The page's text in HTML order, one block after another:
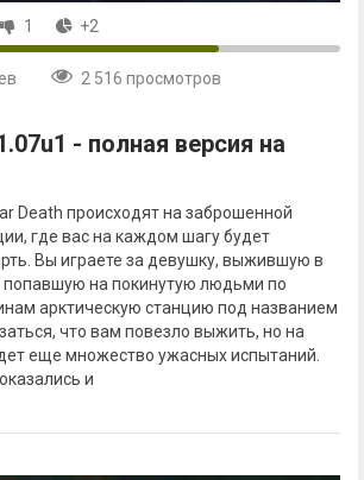
1 +2
2 516 просмотров
- полная версия на
Death происходят на заброшенной
где вас на каждом шагу будет
Вы играете за девушку, выжившую в
попавшую на покинутую людьми по
арктическую станцию под названием
что вам повезло выжить, но на
еще множество ужасных испытаний.
и